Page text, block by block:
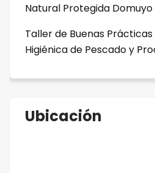
Natural Protegida Domuyo
Taller de Buenas
Higiénica de Pescado y
Ubicación